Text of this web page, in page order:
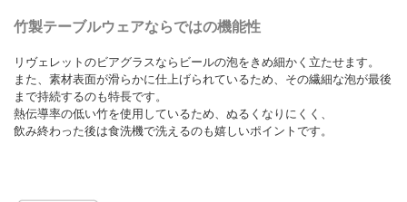
竹製テーブルウェアならではの機能性
リヴェレットのビアグラスならビールの泡をきめ細かく立たせます。
また、素材表面が滑らかに仕上げられているため、その繊細な泡が最後
まで持続するのも特長です。
熱伝導率の低い竹を使用しているため、ぬるくなりにくく、
飲み終わった後は食洗機で洗えるのも嬉しいポイントです。